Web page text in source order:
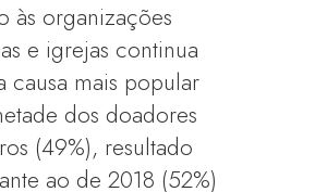
às organizações
e igrejas continua
causa mais popular
dos doadores
(49%), resultado
ao de 2018 (52%)